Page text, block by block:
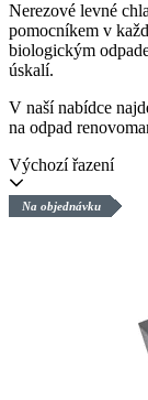
Nerezové levné
pomocníkem v
biologickým
úskalí.
V naší nabídce
na odpad
Výchozí řazení
Na objednávku